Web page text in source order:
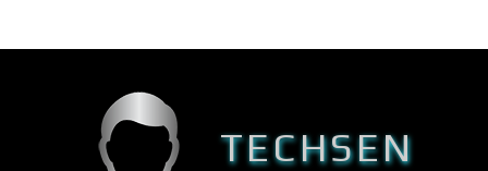
TECHSEN